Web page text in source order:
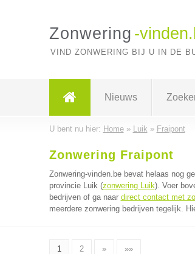
Zonwering -
VIND ZONWERING BIJ U IN DE
Nieuws
U bent nu hier: Home» Luik » Fraipont
Zonwering Fraipont
Zonwering-vinden.be bevat helaas nog
provincie Luik (zonwering Luik). Voer
bedrijven of ga naar direct contact met
meerdere zonwering bedrijven tegelijk.
1 2 » »»